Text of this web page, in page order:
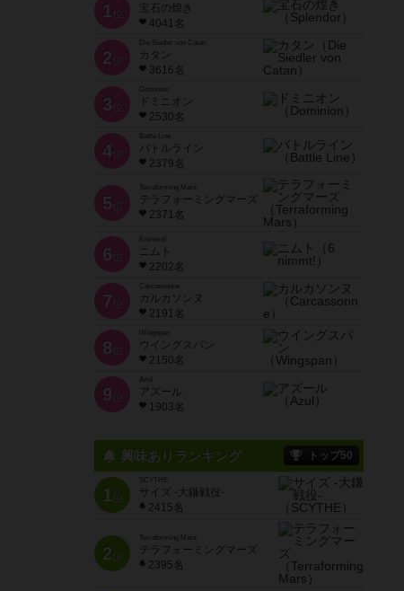
1 位
宝石の煌き
4041名
2 位
Die Siedler von Catan
カタン
3616名
3 位
ドミニオン
2530名
4位
Battle Line
バトルライン
2379名
5 位
Terraforming Mars
テラフォーミングマーズ
2371名
6 位
ニムト
2202名
7 位
Carcassonne
カルカソンヌ
2191名
8 位
Wingspan
ウイングスパン
2150名
9 位
Azul
アズール
1903名
興味ありランキング トップ50
1位
SCYTHE
サイズ -大鎌戦役-
2415名
2位
Terraforming Mars
テラフォーミングマーズ
2395名